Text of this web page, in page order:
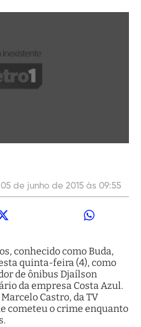
de junho de 2015 às 09:55
conhecido como Buda,
quinta-feira (4), como
de ônibus Djaílson
da empresa Costa Azul.
Castro, da TV
cometeu o crime enquanto